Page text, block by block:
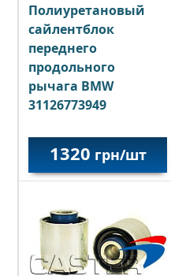
Полиуретановый
сайлентблок
переднего
продольного
рычага BMW
31126773949
1320 грн/шт